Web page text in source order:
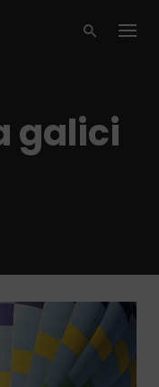
galici